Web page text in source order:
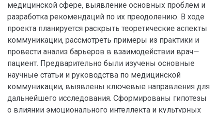
медицинской сфере, выявление основных проблем и
разработка рекомендаций по их преодолению. В ходе
проекта планируется раскрыть теоретические аспекты
коммуникации, рассмотреть примеры из практики и
провести анализ барьеров в взаимодействии врач—
пациент. Предварительно были изучены основные
научные статьи и руководства по медицинской
коммуникации, выявлены ключевые направления для
дальнейшего исследования. Сформированы гипотезы
о влиянии эмоционального интеллекта и культурных